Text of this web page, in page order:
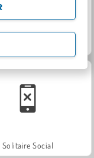
the Bear: Meadows
Solitaire Social